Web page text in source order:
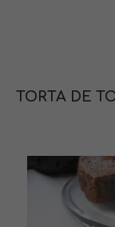
TORTA DE